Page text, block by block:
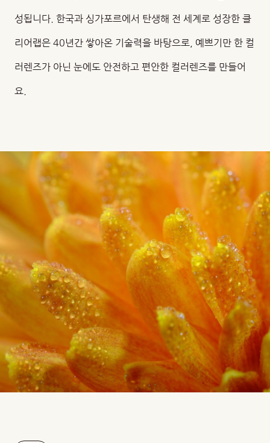
성됩니다. 한국과 싱가포르에서 탄생해 전 세계로 성장한 클
리어랩은 40년간 쌓아온 기술력을 바탕으로, 예쁘기만 한 컬
러렌즈가 아닌 눈에도 안전하고 편안한 컬러렌즈를 만들어
요.